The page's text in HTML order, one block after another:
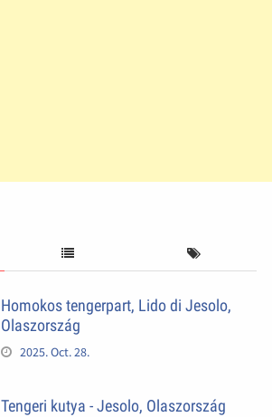
Homokos tengerpart, Lido di Jesolo,
Olaszország
2025. Oct. 28.
Tengeri kutya - Jesolo, Olaszország